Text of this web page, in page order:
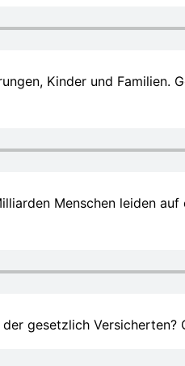
Kinder und Familien.
Menschen leiden
gesetzlich